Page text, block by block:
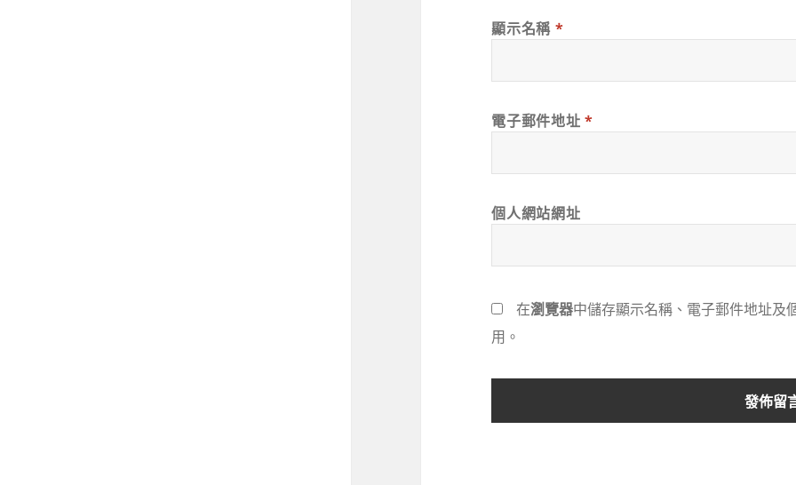
顯示名稱 *
電子郵件地址 *
個人網站網址
在瀏覽器中儲存顯示名稱、電子郵件地址及
用。